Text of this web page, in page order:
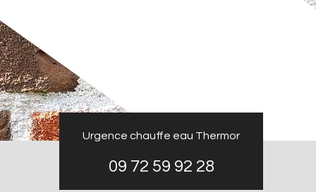
Urgence chauffe eau Thermor
09 72 59 92 28